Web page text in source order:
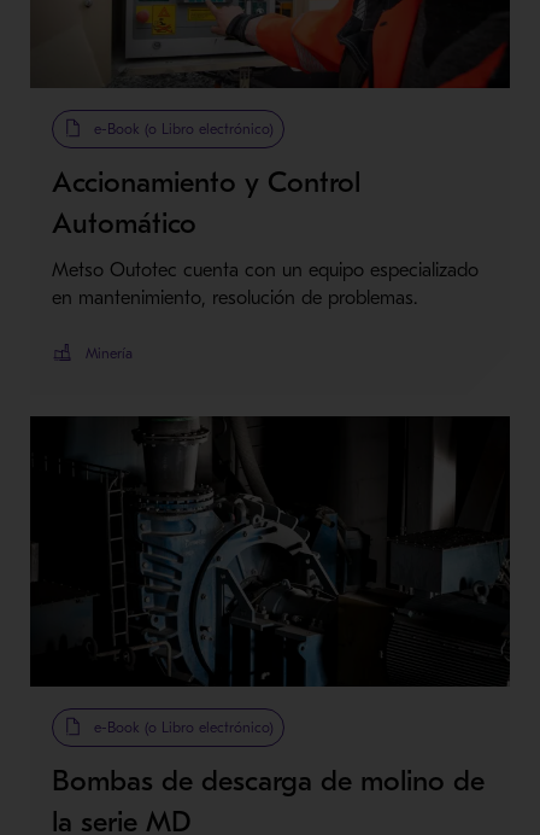
e-Book (o Libro electrónico)
Accionamiento y Control
Automático
Metso Outotec cuenta con un equipo especializado
en mantenimiento, resolución de problemas.
Minería
e-Book (o Libro electrónico)
Bombas de descarga de molino de
la serie MD